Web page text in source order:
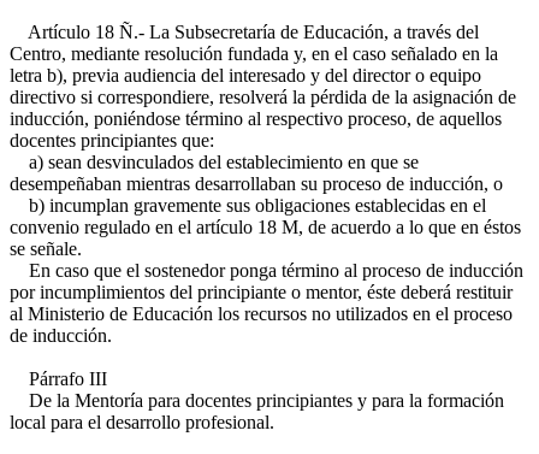
Artículo 18 Ñ.- La Subsecretaría de Educación, a través del
Centro, mediante resolución fundada y, en el caso señalado en la
letra b), previa audiencia del interesado y del director o equipo
directivo si correspondiere, resolverá la pérdida de la asignación de
inducción, poniéndose término al respectivo proceso, de aquellos
docentes principiantes que:
a) sean desvinculados del establecimiento en que se
desempeñaban mientras desarrollaban su proceso de inducción, o
b) incumplan gravemente sus obligaciones establecidas en el
convenio regulado en el artículo 18 M, de acuerdo a lo que en éstos
se señale.
En caso que el sostenedor ponga término al proceso de inducción
por incumplimientos del principiante o mentor, éste deberá restituir
al Ministerio de Educación los recursos no utilizados en el proceso
de inducción.
Párrafo III
De la Mentoría para docentes principiantes y para la formación
local para el desarrollo profesional.